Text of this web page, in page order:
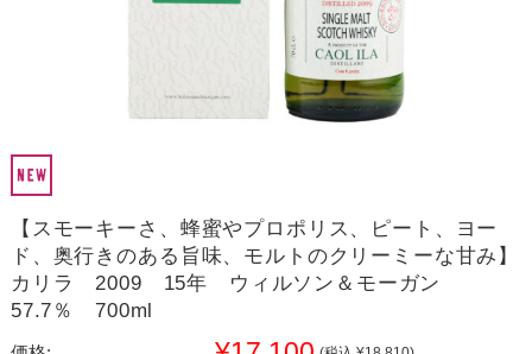
【スモーキーさ、蜂蜜やプロポリス、ピート、ヨー
ド、奥行きのある旨味、モルトのクリーミーな甘み】
カリラ 2009 15年 ウィルソン＆モーガン
57.7％ 700ml